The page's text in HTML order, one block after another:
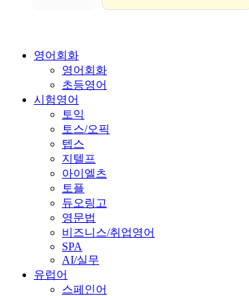
영어회화
영어회화
초등영어
시험영어
토익
토스/오픽
텝스
지텔프
아이엘츠
토플
듀오링고
영문법
비즈니스/취업영어
SPA
AI/실무
유럽어
스페인어